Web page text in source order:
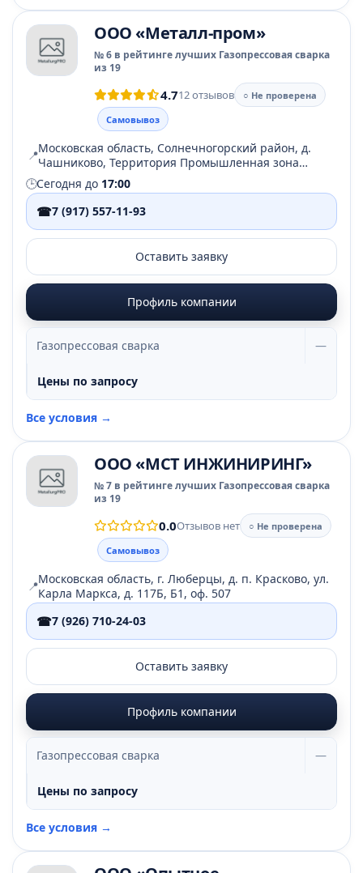
ООО «Металл-пром»
№ 6 в рейтинге лучших Газопрессовая сварка
из 19
4.712 отзывов
○ Не проверена
Самовывоз
📍Московская область, Солнечногорский район, д.
Чашниково, Территория Промышленная зона
Чашниково, стр. 1
🕒Сегодня до 17:00
☎7 (917) 557-11-93
Оставить заявку
Профиль компании
Газопрессовая сварка —
Цены по запросу
Все условия →
ООО «МСТ ИНЖИНИРИНГ»
№ 7 в рейтинге лучших Газопрессовая сварка
из 19
0.0Отзывов нет
○ Не проверена
Самовывоз
📍Московская область, г. Люберцы, д. п. Красково, ул.
Карла Маркса, д. 117Б, Б1, оф. 507
☎7 (926) 710-24-03
Оставить заявку
Профиль компании
Газопрессовая сварка —
Цены по запросу
Все условия →